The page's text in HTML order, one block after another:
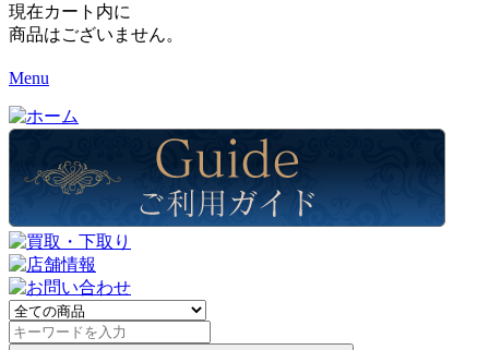
現在カート内に
商品はございません。
Menu